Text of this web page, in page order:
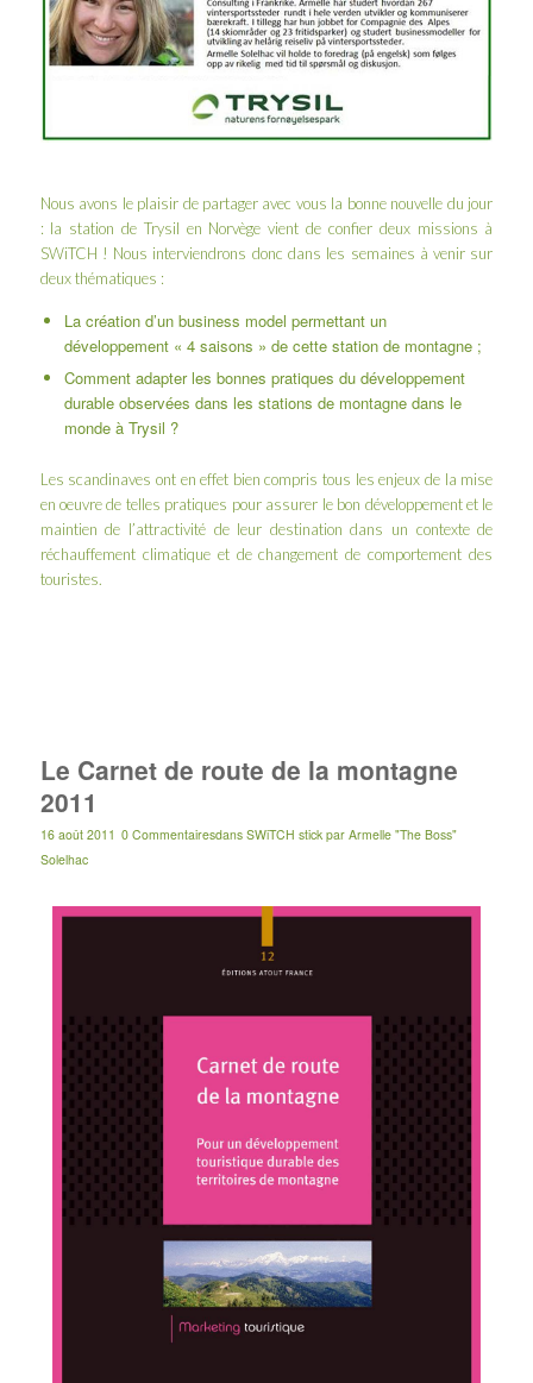
Nous avons le plaisir de partager avec vous la bonne nouvelle du jour
: la station de Trysil en Norvège vient de confier deux missions à
SWiTCH ! Nous interviendrons donc dans les semaines à venir sur
deux thématiques :
La création d’un business model permettant un
développement « 4 saisons » de cette station de montagne ;
Comment adapter les bonnes pratiques du développement
durable observées dans les stations de montagne dans le
monde à Trysil ?
Les scandinaves ont en effet bien compris tous les enjeux de la mise
en oeuvre de telles pratiques pour assurer le bon développement et le
maintien de l’attractivité de leur destination dans un contexte de
réchauffement climatique et de changement de comportement des
touristes.
Le Carnet de route de la montagne
2011
16 août 2011 0 Commentairesdans SWiTCH stick par Armelle "The Boss"
Solelhac